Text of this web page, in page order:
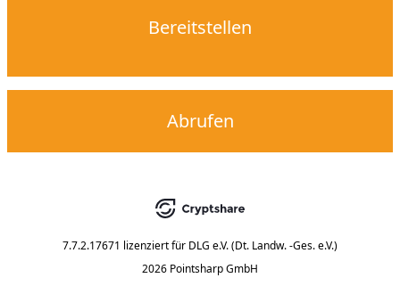
Bereitstellen
Abrufen
7.7.2.17671 lizenziert für DLG e.V. (Dt. Landw. -Ges. e.V.)
2026 Pointsharp GmbH